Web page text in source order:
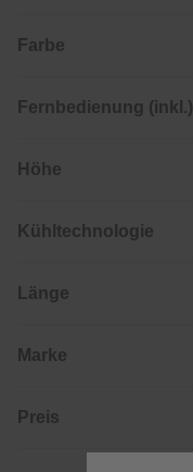
Farbe
Fernbedienung (inkl.)
Höhe
Kühltechnologie
Länge
Marke
Preis